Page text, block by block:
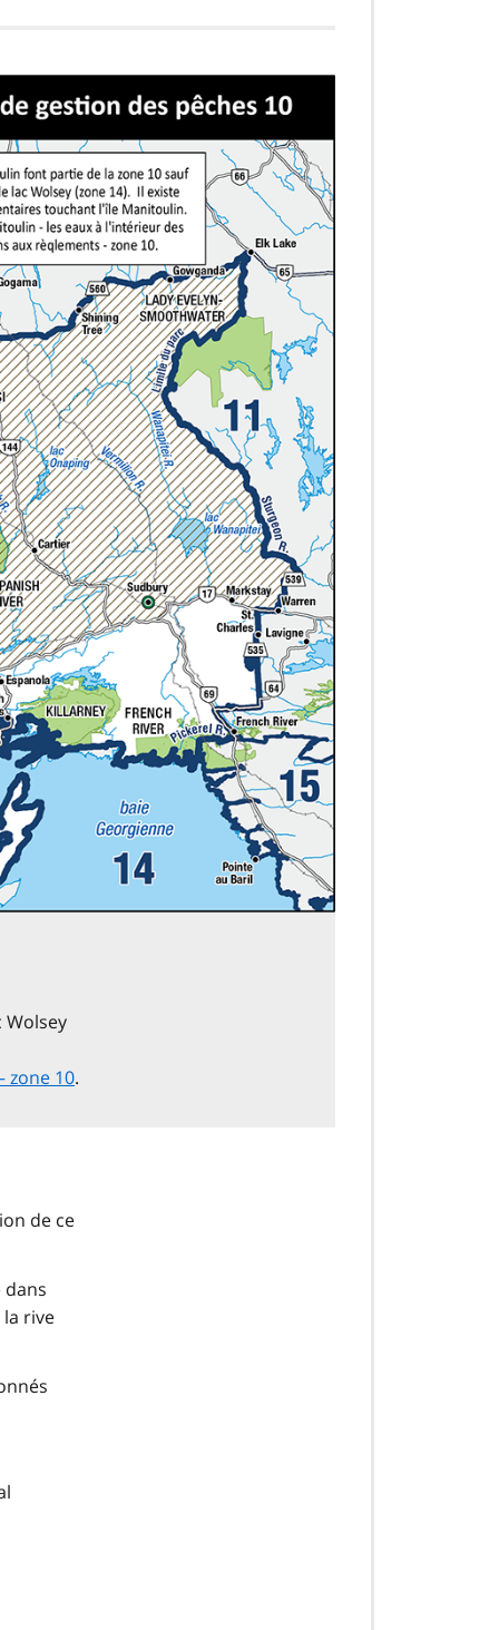
Wolsey
zone 10.
de ce
dans
la rive